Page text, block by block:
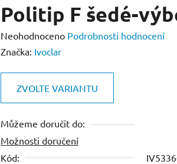
Politip F šedé-
Průměrné
hodnocení
5
hvězdiček.
Neohodnoceno Podrobnosti hodnocení
Značka: Ivoclar
ZVOLTE VARIANTU
Můžeme doručit do:
Možnosti doručení
Kód: